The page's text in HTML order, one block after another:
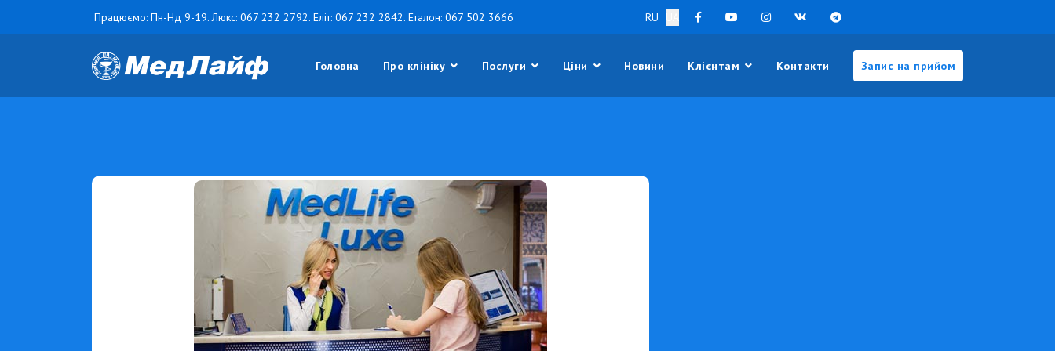
Працюємо: Пн-Нд 9-19. Люкс: 067 232 2792. Еліт: 067 232 2842. Еталон: 067 502 3666 RU
Головна Про клініку Послуги Ціни Новини Клієнтам Контакти Запис на прийом